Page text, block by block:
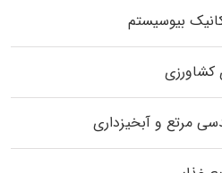
بیوسیستم
کشاورزی
مرتع و آبخیزداری